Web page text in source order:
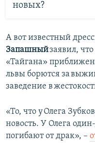
новых?
А вот известный
Запашныйзаявил,
«Тайгана»
львы борются за
заведение в
«То, что у Олега
новость. У Олега
погибают от драк», –